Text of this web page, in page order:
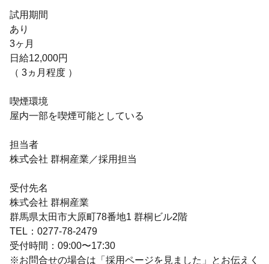
試用期間
あり
3ヶ月
日給12,000円
（ 3ヵ月程度 ）
喫煙環境
屋内一部を喫煙可能としている
担当者
株式会社 群桐産業／採用担当
受付先名
株式会社 群桐産業
群馬県太田市大原町78番地1 群桐ビル2階
TEL：0277-78-2479
受付時間：09:00〜17:30
※お問合せの場合は「採用ページを見ました」とお伝えく